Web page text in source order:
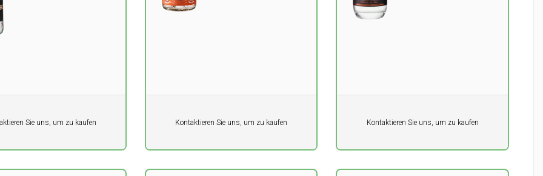
Sie uns, um zu kaufen Kontaktieren Sie uns, um zu kaufen
Pro Einheit
0,00DKK
Kontaktieren Sie uns, um zu kaufen
Pro Einheit
0,00DKK